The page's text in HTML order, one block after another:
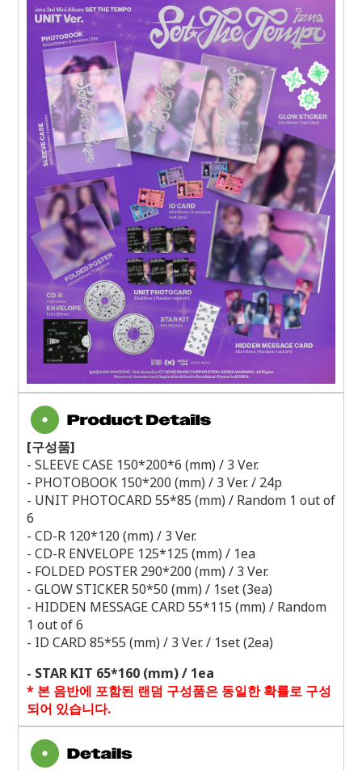
[구성품]
- SLEEVE CASE 150*200*6 (mm) / 3 Ver.
- PHOTOBOOK 150*200 (mm) / 3 Ver. / 24p
- UNIT PHOTOCARD 55*85 (mm) / Random 1 out of
6
- CD-R 120*120 (mm) / 3 Ver.
- CD-R ENVELOPE 125*125 (mm) / 1ea
- FOLDED POSTER 290*200 (mm) / 3 Ver.
- GLOW STICKER 50*50 (mm) / 1set (3ea)
- HIDDEN MESSAGE CARD 55*115 (mm) / Random
1 out of 6
- ID CARD 85*55 (mm) / 3 Ver. / 1set (2ea)
- STAR KIT 65*160 (mm) / 1ea
* 본 음반에 포함된 랜덤 구성품은 동일한 확률로 구성
되어 있습니다.